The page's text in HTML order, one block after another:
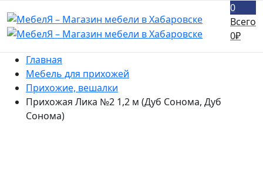
0
Всего
0₽
Главная
Мебель для прихожей
Прихожие, вешалки
Прихожая Лика №2 1,2 м (Дуб Сонома, Дуб
Сонома)